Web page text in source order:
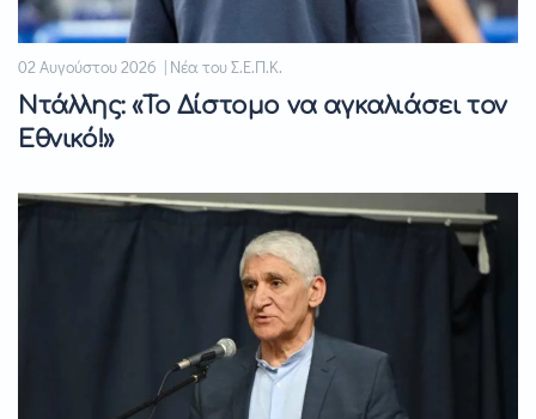
02 Αυγούστου 2026 | Νέα του Σ.Ε.Π.Κ.
Ντάλλης: «Το Δίστομο να αγκαλιάσει τον
Εθνικό!»